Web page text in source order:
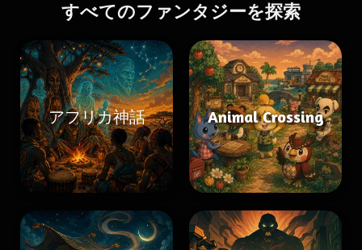
すべてのファンタジーを探索
アフリカ神話 Animal Crossing